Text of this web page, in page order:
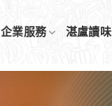
企業服務 湛盧讀味